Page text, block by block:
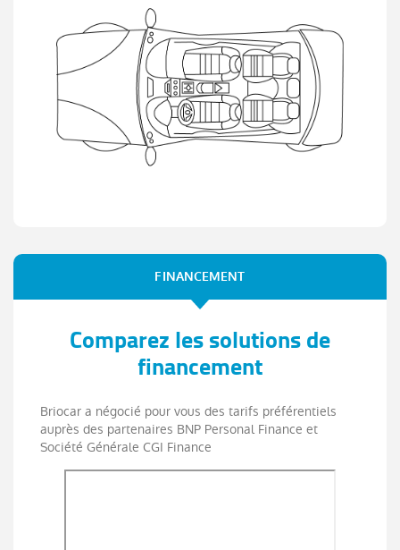
FINANCEMENT
Comparez les solutions de
financement
Briocar a négocié pour vous des tarifs préférentiels
auprès des partenaires BNP Personal Finance et
Société Générale CGI Finance